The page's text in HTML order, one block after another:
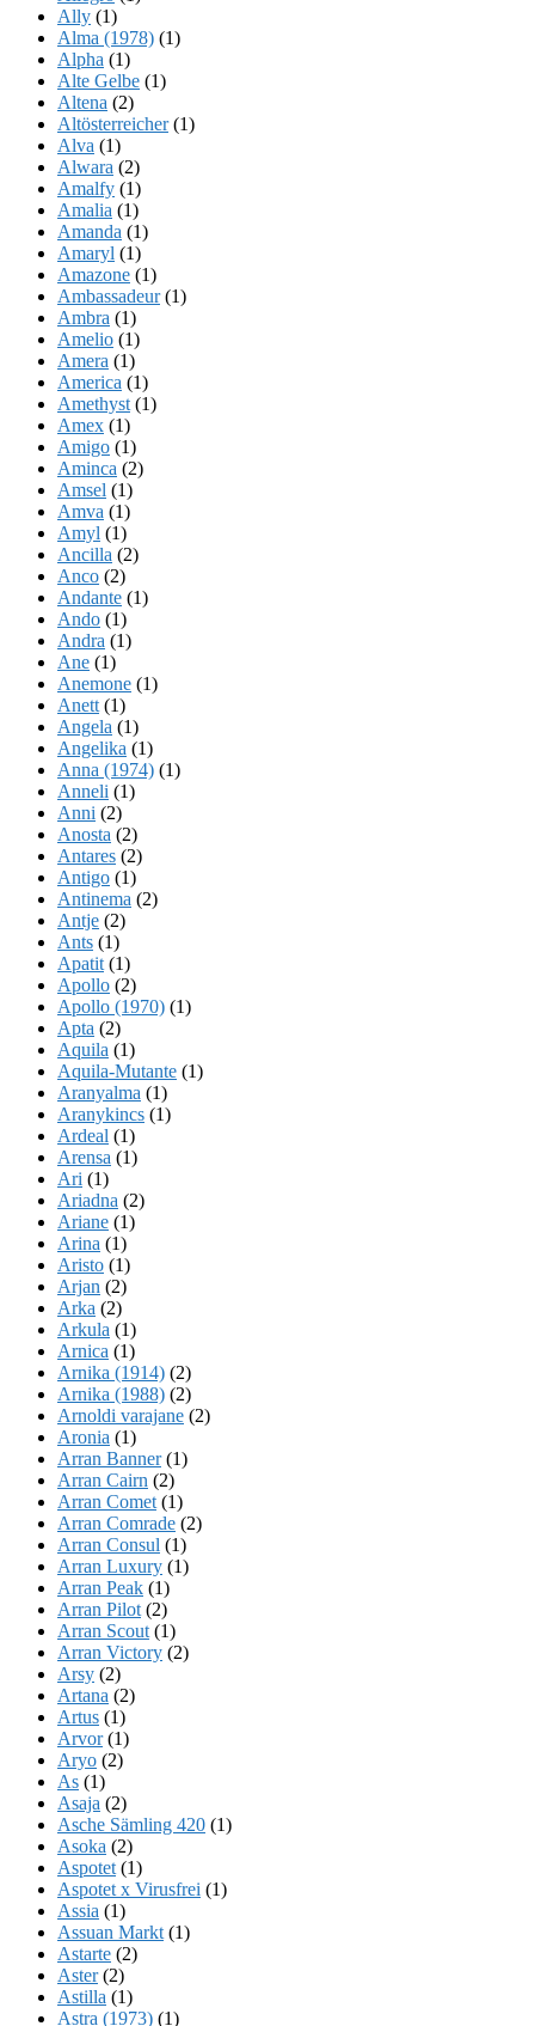
Ally (1)
Alma (1978) (1)
Alpha (1)
Alte Gelbe (1)
Altena (2)
Altösterreicher(1)
Alva (1)
Alwara (2)
Amalfy (1)
Amalia (1)
Amanda (1)
Amaryl (1)
Amazone (1)
Ambassadeur(1)
Ambra (1)
Amelio (1)
Amera (1)
America (1)
Amethyst (1)
Amex (1)
Amigo (1)
Aminca (2)
Amsel (1)
Amva (1)
Amyl (1)
Ancilla (2)
Anco (2)
Andante (1)
Ando (1)
Andra (1)
Ane (1)
Anemone (1)
Anett (1)
Angela (1)
Angelika (1)
Anna (1974) (1)
Anneli (1)
Anni (2)
Anosta (2)
Antares (2)
Antigo (1)
Antinema (2)
Antje (2)
Ants (1)
Apatit (1)
Apollo (2)
Apollo (1970) (1)
Apta (2)
Aquila (1)
Aquila-Mutante (1)
Aranyalma (1)
Aranykincs (1)
Ardeal (1)
Arensa (1)
Ari (1)
Ariadna (2)
Ariane (1)
Arina (1)
Aristo (1)
Arjan (2)
Arka (2)
Arkula (1)
Arnica (1)
Arnika (1914) (2)
Arnika (1988) (2)
Arnoldi varajane (2)
Aronia (1)
Arran Banner(1)
Arran Cairn (2)
Arran Comet (1)
Arran Comrade (2)
Arran Consul (1)
Arran Luxury (1)
Arran Peak (1)
Arran Pilot (2)
Arran Scout (1)
Arran Victory (2)
Arsy (2)
Artana (2)
Artus (1)
Arvor(1)
Aryo (2)
As (1)
Asaja (2)
Asche Sämling 420 (1)
Asoka (2)
Aspotet (1)
Aspotet x Virusfrei (1)
Assia (1)
Assuan Markt (1)
Astarte (2)
Aster(2)
Astilla (1)
Astra (1973) (1)